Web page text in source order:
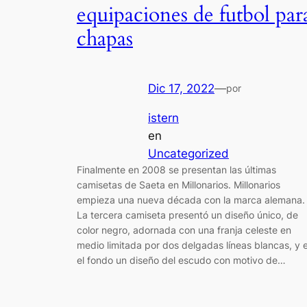
equipaciones de futbol
chapas
Dic 17, 2022—por
istern
en
Uncategorized
Finalmente en 2008 se presentan las últimas
camisetas de Saeta en Millonarios. Millonarios
empieza una nueva década con la marca alemana.
La tercera camiseta presentó un diseño único, de
color negro, adornada con una franja celeste en
medio limitada por dos delgadas líneas blancas, y
el fondo un diseño del escudo con motivo de…